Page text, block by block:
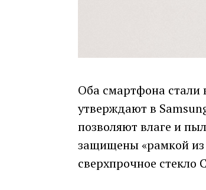
Оба смартфона стали
утверждают в
позволяют влаге и
защищены «рамкой
сверхпрочное